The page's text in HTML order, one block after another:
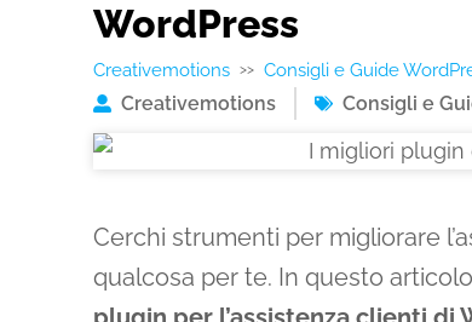
WordPress
Creativemotions >> Consigli e Guide
Creativemotions Consigli e
Cerchi strumenti per migliorare
qualcosa per te. In questo